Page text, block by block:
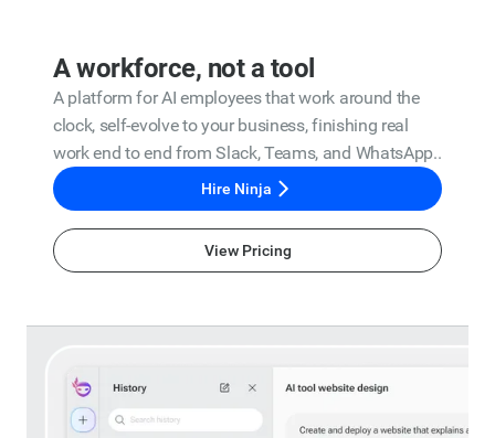
A workforce, not a tool
A platform for AI employees that work around the
clock, self-evolve to your business, finishing real
work end to end from Slack, Teams, and WhatsApp..
Hire Ninja
View Pricing